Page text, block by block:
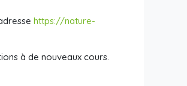
https://nature-
à de nouveaux cours.